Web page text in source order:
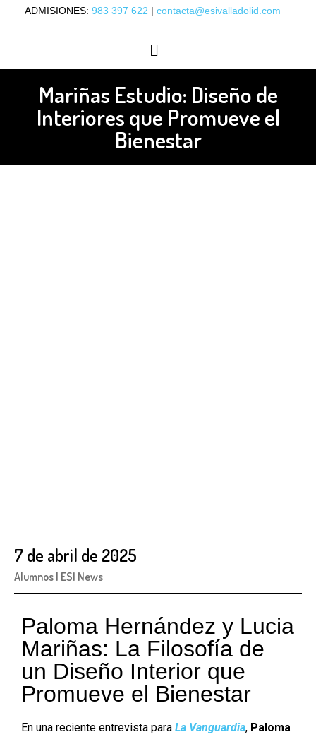
ADMISIONES: 983 397 622 | contacta@esivalladolid.com
Mariñas Estudio: Diseño de
Interiores que Promueve el
Bienestar
7 de abril de 2025
Alumnos ESI News
Paloma Hernández y Lucia
Mariñas: La Filosofía de
un Diseño Interior que
Promueve el Bienestar
En una reciente entrevista para La Vanguardia, Paloma